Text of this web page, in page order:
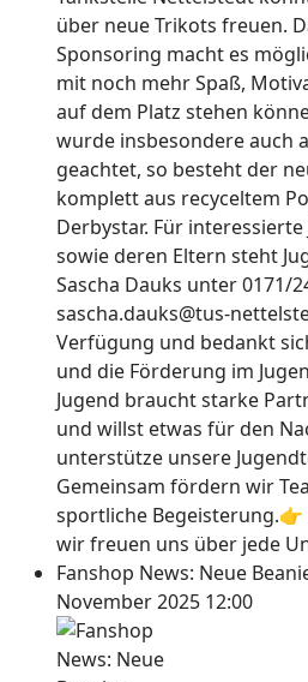
über neue Trikots freuen.
Sponsoring macht es
mit noch mehr Spaß,
auf dem Platz stehen
wurde insbesondere auch
geachtet, so besteht der
komplett aus recyceltem
Derbystar. Für
sowie deren Eltern steht
Sascha Dauks unter 0171/
sascha.dauks@tus-
Verfügung und bedankt
und die Förderung im
Jugend braucht starke
und willst etwas für den
unterstütze unsere
Gemeinsam fördern wir
sportliche Begeisterung.👉
wir freuen uns über jede
Fanshop News: Neue
November 2025 12:00